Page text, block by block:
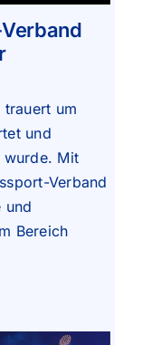
trauert um
und
wurde. Mit
Verband
und
Bereich